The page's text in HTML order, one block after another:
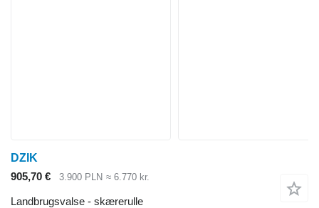
DZIK
905,70 €
3.900 PLN ≈ 6.770 kr.
Landbrugsvalse - skærerulle